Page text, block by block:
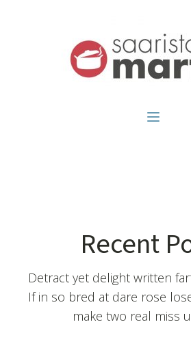
Recent
Detract yet delight written
If in so bred at dare rose
make two real miss